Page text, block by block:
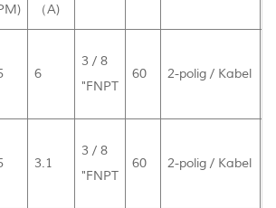
（A)
6
3 / 8
"FNPT
60 2-polig / Kabel
3.1
3 / 8
"FNPT
60 2-polig / Kabel